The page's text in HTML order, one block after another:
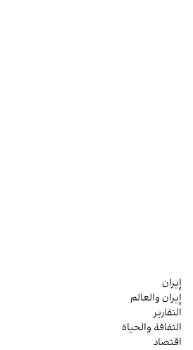
إيران
إيران والعالم
التقارير
الثقافة والحياة
اقتصاد